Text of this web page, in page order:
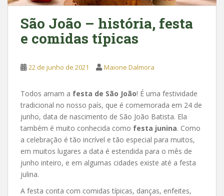
São João – história, festa
e comidas típicas
22 de junho de 2021 Maione Dalmora
Todos amam a festa de São João! É uma festividade
tradicional no nosso país, que é comemorada em 24 de
junho, data de nascimento de São João Batista. Ela
também é muito conhecida como festa junina. Como
a celebração é tão incrível e tão especial para muitos,
em muitos lugares a data é estendida para o mês de
junho inteiro, e em algumas cidades existe até a festa
julina.
A festa conta com comidas típicas, danças, enfeites,